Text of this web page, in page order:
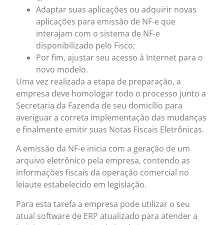
Adaptar suas aplicações ou adquirir novas
aplicações para emissão de NF-e que
interajam com o sistema de NF-e
disponibilizado pelo Fisco;
Por fim, ajustar seu acesso à Internet para o
novo modelo.
Uma vez realizada a etapa de preparação, a
empresa deve homologar todo o processo junto a
Secretaria da Fazenda de seu domicílio para
averiguar a correta implementação das mudanças
e finalmente emitir suas Notas Fiscais Eletrônicas.
A emissão da NF-e inicia com a geração de um
arquivo eletrônico pela empresa, contendo as
informações fiscais da operação comercial no
leiaute estabelecido em legislação.
Para esta tarefa a empresa pode utilizar o seu
atual software de ERP atualizado para atender a